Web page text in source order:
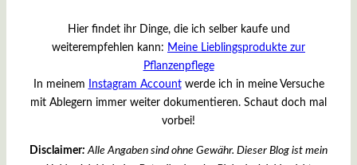
Hier findet ihr Dinge, die ich selber kaufe und
weiterempfehlen kann: Meine Lieblingsprodukte zur
Pflanzenpflege
In meinem
Instagram Accountwerde ich in meine Versuche
mit Ablegern immer weiter dokumentieren. Schaut doch mal
vorbei!
Disclaimer: Alle Angaben sind ohne Gewähr. Dieser Blog ist mein